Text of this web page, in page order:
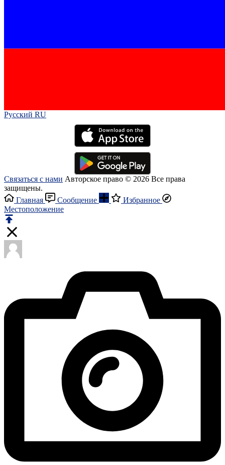
Русский RU‎
Связаться с нами Авторское право © 2026 Все права
защищены.
Главная
Сообщение
Избранное
Местоположение